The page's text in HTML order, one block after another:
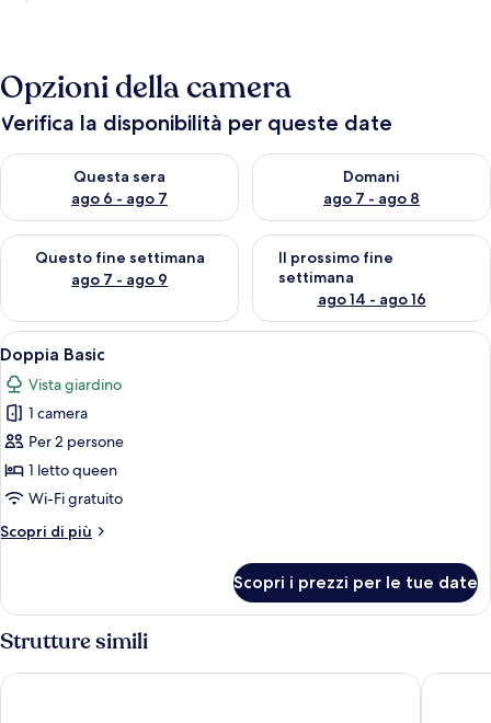
Opzioni della camera
Verifica la disponibilità per queste date
Questa sera
ago 6 - ago 7
Verifica la disponibilità per questa sera, ago 6 - ago 7
Domani
ago 7 - ago 8
Verifica la disponibilità per
Questo fine settimana
ago 7 - ago 9
Verifica la disponibilità per questo fine settimana, ago 7 - ago
Il prossimo fine
settimana
ago 14 - ago 16
Verifica la disponibilità per il
Apri
tutte
le
foto
per
Doppia
Basic
Una camera da letto con un grande
20
Doppia Basic
Vista giardino
1 camera
Per 2 persone
1 letto queen
Wi-Fi gratuito
Scopri di più
Altri
Basic
Scopri i prezzi per le tue date
Strutture simili
Hôtel Escapade Holiday